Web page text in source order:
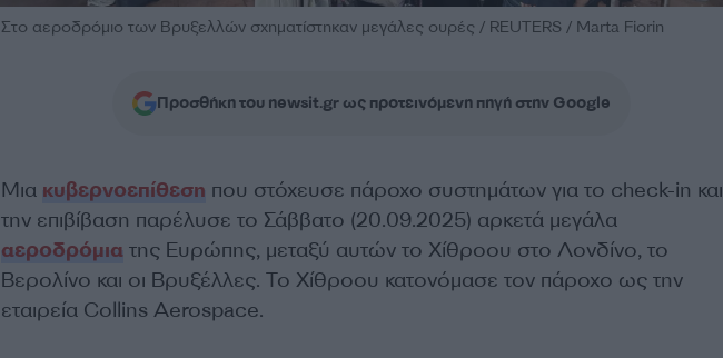
Στο αεροδρόμιο των Βρυξελλών σχηματίστηκαν μεγάλες ουρές / REUTERS / Marta Fiorin
Προσθήκη του newsit.gr ως προτεινόμενη πηγή στην Google
Μια κυβερνοεπίθεση που στόχευσε πάροχο συστημάτων για το check-in και
την επιβίβαση παρέλυσε το Σάββατο (20.09.2025) αρκετά μεγάλα
αεροδρόμιατης Ευρώπης, μεταξύ αυτών το Χίθροου στο Λονδίνο, το
Βερολίνο και οι Βρυξέλλες. Το Χίθροου κατονόμασε τον πάροχο ως την
εταιρεία Collins Aerospace.